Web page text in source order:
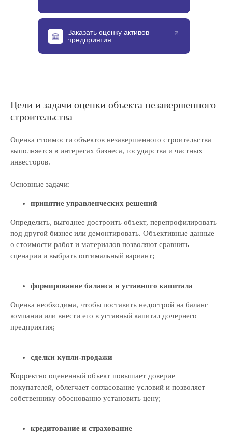
Заказать оценку активов
предприятия
Цели и задачи оценки объекта незавершенного
строительства
Оценка стоимости объектов незавершенного строительства
выполняется в интересах бизнеса, государства и частных
инвесторов.
Основные задачи:
принятие управленческих решений
Определить, выгоднее достроить объект, перепрофилировать
под другой бизнес или демонтировать. Объективные данные
о стоимости работ и материалов позволяют сравнить
сценарии и выбрать оптимальный вариант;
формирование баланса и уставного капитала
Оценка необходима, чтобы поставить недострой на баланс
компании или внести его в уставный капитал дочернего
предприятия;
сделки купли‑продажи
Корректно оцененный объект повышает доверие
покупателей, облегчает согласование условий и позволяет
собственнику обоснованно установить цену;
кредитование и страхование